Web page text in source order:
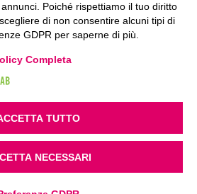
PRIVACY POLICY COOKIE POLICY
CODICE ETICO
S.p.A. a socio unico
e coordinamento di Maestrale S.r.l.
UNIVOCO SUBM70N
Soc. € 1.100.000
ALL RIGHTS RESERVED.
Poiché rispettiamo il tuo diritto
di non consentire alcuni tipi di
GDPR per saperne di più.
Completa
TUTTO
NECESSARI